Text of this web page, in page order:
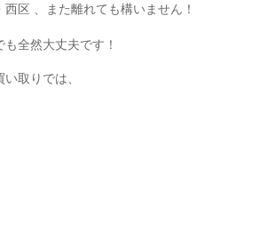
西区 、また離れても構いません！
全然大丈夫です！
取りでは、